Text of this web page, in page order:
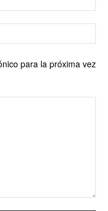
para la próxima vez